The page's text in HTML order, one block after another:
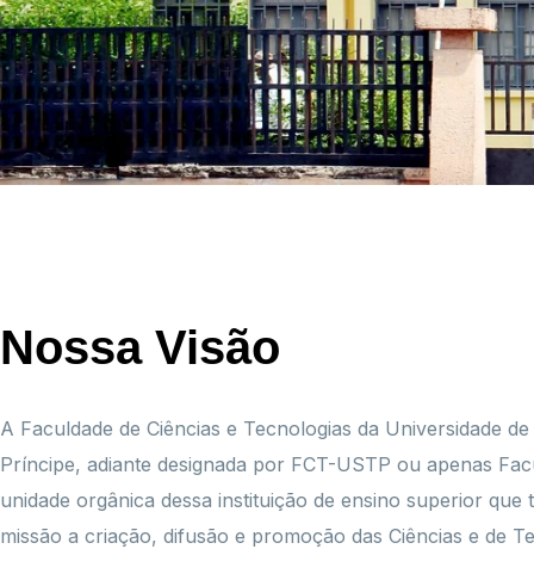
Nossa Visão
A Faculdade de Ciências e Tecnologias da Universidade
Príncipe, adiante designada por FCT-USTP ou apenas
unidade orgânica dessa instituição de ensino superior que
missão a criação, difusão e promoção das Ciências e de